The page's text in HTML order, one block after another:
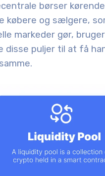
børser
købere og sælgere,
markeder gør,
disse puljer til at få